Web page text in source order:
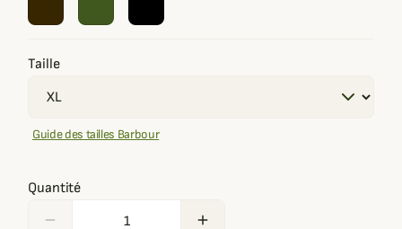
Taille
Guide des tailles Barbour
Quantité
remove add